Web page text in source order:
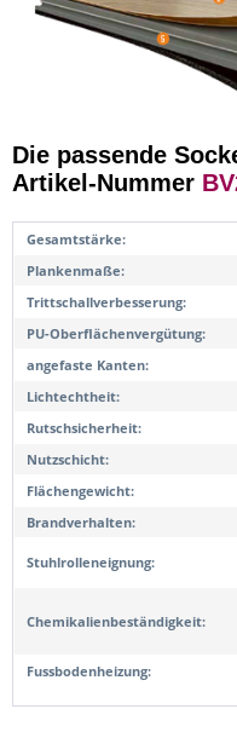
Die passende
Artikel-Nummer
Gesamtstärke:
Plankenmaße:
Trittschallverbesserung:
PU-Oberflächenvergütung:
angefaste Kanten:
Lichtechtheit:
Rutschsicherheit:
Nutzschicht:
Flächengewicht:
Brandverhalten:
Stuhlrolleneignung:
Chemikalienbeständigkeit:
Fussbodenheizung: